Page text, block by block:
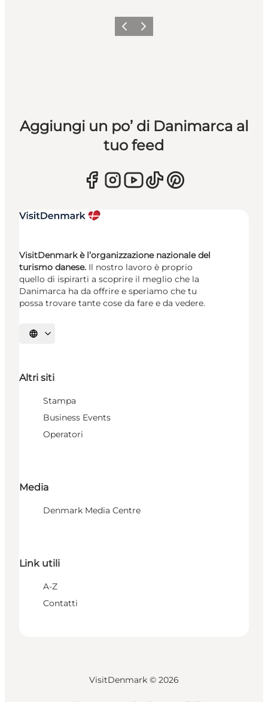
Precedente
Avanti
Aggiungi un po’ di Danimarca al
tuo feed
VisitDenmark è l’organizzazione nazionale del
turismo danese. Il nostro lavoro è proprio
quello di ispirarti a scoprire il meglio che la
Danimarca ha da offrire e speriamo che tu
possa trovare tante cose da fare e da vedere.
Seleziona la lingua
Altri siti
Stampa
Business Events
Operatori
Media
Denmark Media Centre
Link utili
A-Z
Contatti
VisitDenmark © 2026